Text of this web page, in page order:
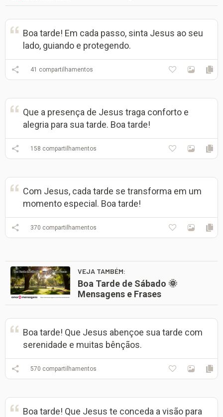
Boa tarde! Em cada passo, sinta Jesus ao seu
lado, guiando e protegendo.
41 compartilhamentos
Que a presença de Jesus traga conforto e
alegria para sua tarde. Boa tarde!
158 compartilhamentos
Com Jesus, cada tarde se transforma em um
momento especial. Boa tarde!
370 compartilhamentos
VEJA TAMBÉM:
Boa Tarde de Sábado 🌞
Mensagens e Frases
Boa tarde! Que Jesus abençoe sua tarde com
serenidade e muitas bênçãos.
570 compartilhamentos
Boa tarde! Que Jesus te conceda a visão para